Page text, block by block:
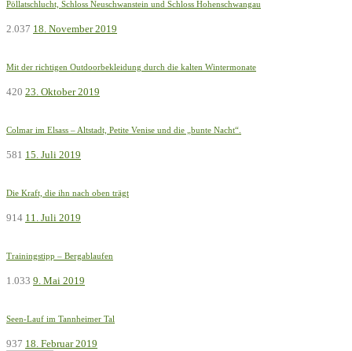
Pöllatschlucht, Schloss Neuschwanstein und Schloss Hohenschwangau
2.037 18. November 2019
Mit der richtigen Outdoorbekleidung durch die kalten Wintermonate
420 23. Oktober 2019
Colmar im Elsass – Altstadt, Petite Venise und die „bunte Nacht“.
581 15. Juli 2019
Die Kraft, die ihn nach oben trägt
914 11. Juli 2019
Trainingstipp – Bergablaufen
1.033 9. Mai 2019
Seen-Lauf im Tannheimer Tal
937 18. Februar 2019